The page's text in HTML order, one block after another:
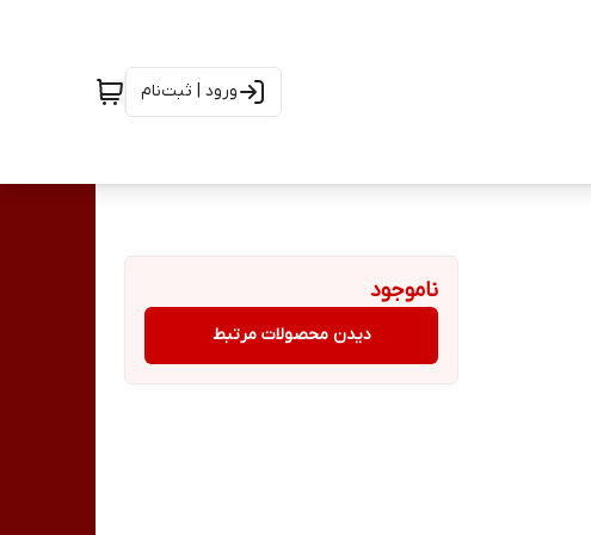
ورود | ثبت‌نام
ناموجود
دیدن محصولات مرتبط